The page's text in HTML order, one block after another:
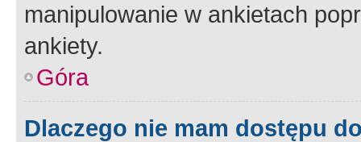
manipulowanie w ankietach
ankiety.
Góra
Dlaczego nie mam dostępu